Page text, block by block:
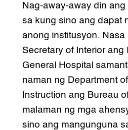
Nag-away-away din
sa kung sino ang dapat
anong institusyon. Nasa
Secretary of Interior ang
General Hospital
naman ng Department
Instruction ang Bureau
malaman ng mga
sino ang mangunguna